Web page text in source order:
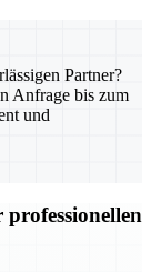
Partner?
Anfrage bis zum
und